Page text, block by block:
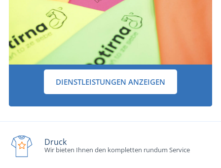
DIENSTLEISTUNGEN ANZEIGEN
Druck
Wir bieten Ihnen den kompletten rundum Service